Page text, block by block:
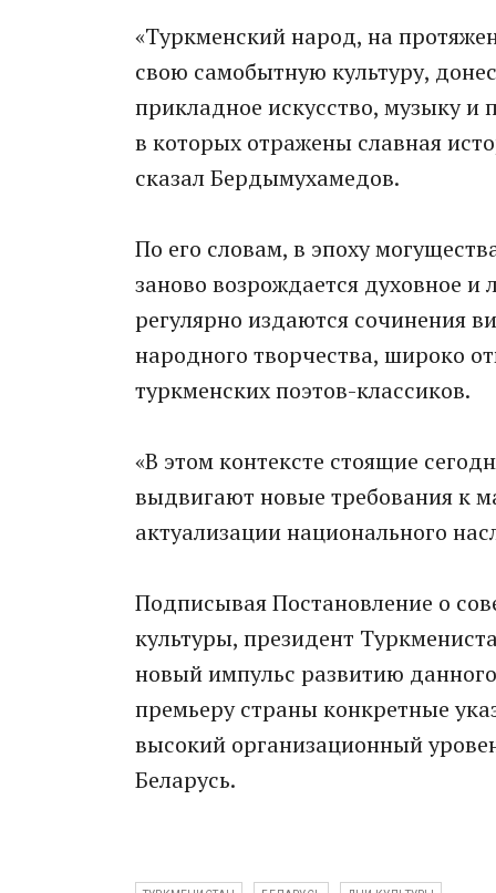
«Туркменский народ, на
свою самобытную культуру,
прикладное искусство, музыку и
в которых отражены славная
сказал Бердымухамедов.
По его словам, в эпоху
заново возрождается духовное
регулярно издаются сочинения
народного творчества, широко
туркменских поэтов-классиков.
«В этом контексте стоящие
выдвигают новые требования к
актуализации национального
Подписывая Постановление о
культуры, президент
новый импульс развитию
премьеру страны конкретные
высокий организационный
Беларусь.